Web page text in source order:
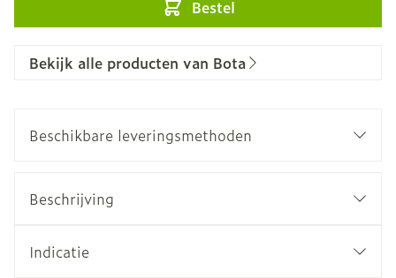
Bestel
Bekijk alle producten van Bota
Beschikbare leveringsmethoden
Beschrijving
Indicatie